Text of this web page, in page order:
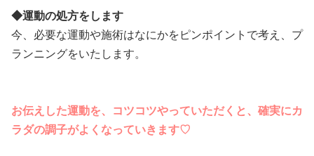
◆運動の処方をします
今、必要な運動や施術はなにかをピンポイントで考え、プ
ランニングをいたします。
お伝えした運動を、コツコツやっていただくと、確実にカ
ラダの調子がよくなっていきます♡